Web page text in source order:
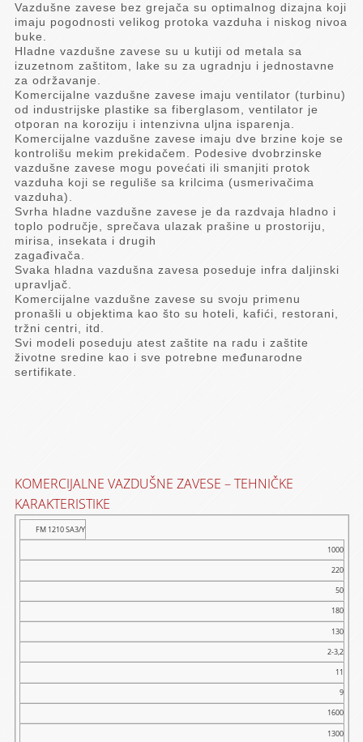
Vazdušne zavese bez grejača su optimalnog dizajna koji
imaju pogodnosti velikog protoka vazduha i niskog nivoa
buke.
Hladne vazdušne zavese su u kutiji od metala sa
izuzetnom zaštitom, lake su za ugradnju i jednostavne
za održavanje.
Komercijalne vazdušne zavese imaju ventilator (turbinu)
od industrijske plastike sa fiberglasom, ventilator je
otporan na koroziju i intenzivna uljna isparenja.
Komercijalne vazdušne zavese imaju dve brzine koje se
kontrolišu mekim prekidačem. Podesive dvobrzinske
vazdušne zavese mogu povećati ili smanjiti protok
vazduha koji se reguliše sa krilcima (usmerivačima
vazduha).
Svrha hladne vazdušne zavese je da razdvaja hladno i
toplo područje, sprečava ulazak prašine u prostoriju,
mirisa, insekata i drugih
zagađivača.
Svaka hladna vazdušna zavesa poseduje infra daljinski
upravljač.
Komercijalne vazdušne zavese su svoju primenu
pronašli u objektima kao što su hoteli, kafići, restorani,
tržni centri, itd.
Svi modeli poseduju atest zaštite na radu i zaštite
životne sredine kao i sve potrebne međunarodne
sertifikate.
KOMERCIJALNE VAZDUŠNE ZAVESE – TEHNIČKE
KARAKTERISTIKE
MODEL
DUŽINA
VAZDUHAVAZDUHABUKE
[DB]
FM 1210 SA3/Y
1000
220
50
180
130
2-3,2
11
9
1600
1300